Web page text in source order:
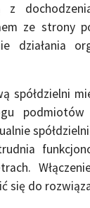
z
ze strony
działania
podmiotów
się do